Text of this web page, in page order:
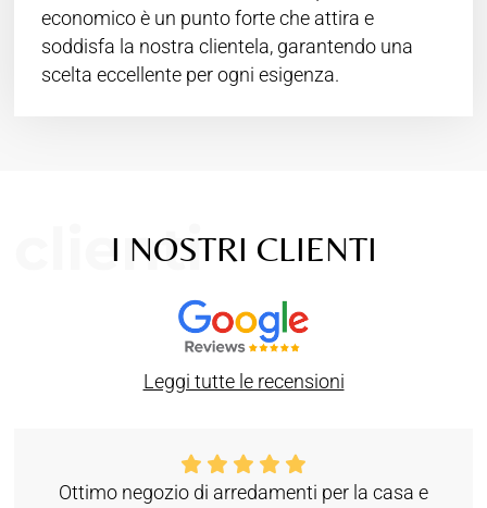
economico è un punto forte che attira e
soddisfa la nostra clientela, garantendo una
scelta eccellente per ogni esigenza.
clienti
I NOSTRI CLIENTI
Leggi tutte le recensioni
Ottimo negozio di arredamenti per la casa e